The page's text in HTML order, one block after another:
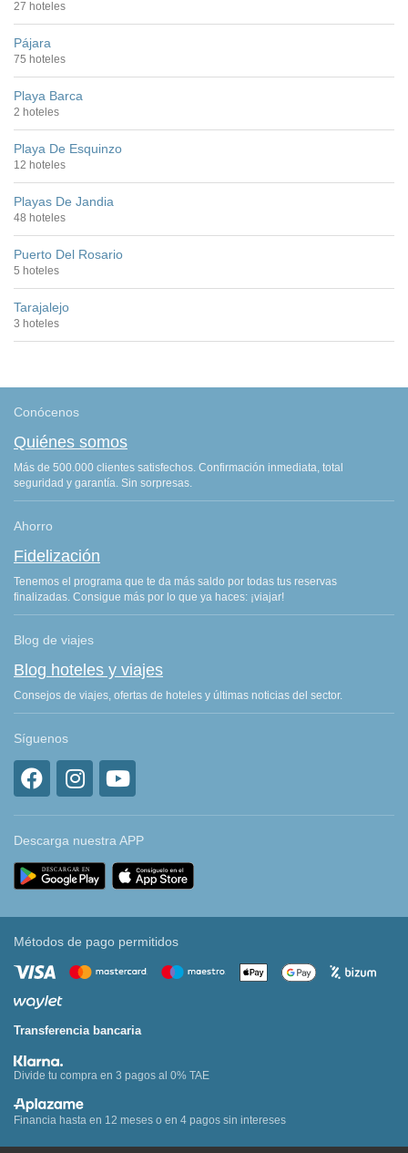
27 hoteles
Pájara
75 hoteles
Playa Barca
2 hoteles
Playa De Esquinzo
12 hoteles
Playas De Jandia
48 hoteles
Puerto Del Rosario
5 hoteles
Tarajalejo
3 hoteles
Conócenos
Quiénes somos
Más de 500.000 clientes satisfechos. Confirmación inmediata, total
seguridad y garantía. Sin sorpresas.
Ahorro
Fidelización
Tenemos el programa que te da más saldo por todas tus reservas
finalizadas. Consigue más por lo que ya haces: ¡viajar!
Blog de viajes
Blog hoteles y viajes
Consejos de viajes, ofertas de hoteles y últimas noticias del sector.
Síguenos
Descarga nuestra APP
Métodos de pago permitidos
Transferencia bancaria
Divide tu compra en 3 pagos al 0% TAE
Financia hasta en 12 meses o en 4 pagos sin intereses